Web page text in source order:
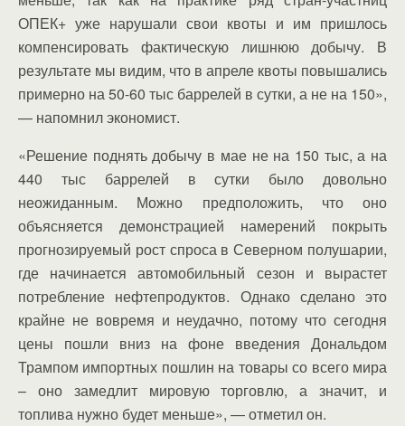
ОПЕК+ уже нарушали свои квоты и им пришлось
компенсировать фактическую лишнюю добычу. В
результате мы видим, что в апреле квоты повышались
примерно на 50-60 тыс баррелей в сутки, а не на 150»,
— напомнил экономист.
«Решение поднять добычу в мае не на 150 тыс, а на
440 тыс баррелей в сутки было довольно
неожиданным. Можно предположить, что оно
объясняется демонстрацией намерений покрыть
прогнозируемый рост спроса в Северном полушарии,
где начинается автомобильный сезон и вырастет
потребление нефтепродуктов. Однако сделано это
крайне не вовремя и неудачно, потому что сегодня
цены пошли вниз на фоне введения Дональдом
Трампом импортных пошлин на товары со всего мира
– оно замедлит мировую торговлю, а значит, и
топлива нужно будет меньше», — отметил он.